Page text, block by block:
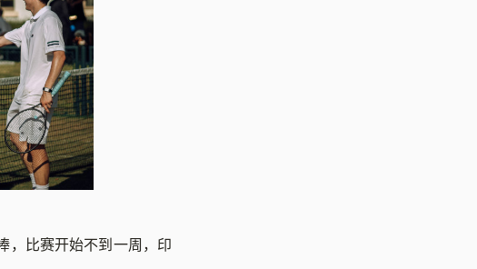
，比赛开始不到一周，印